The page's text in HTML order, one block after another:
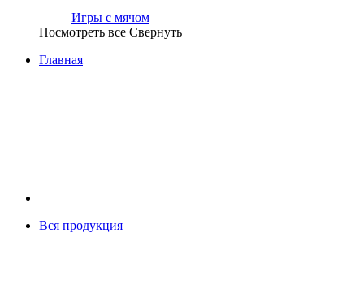
Игры с мячом
Посмотреть все Свернуть
Главная
Вся продукция